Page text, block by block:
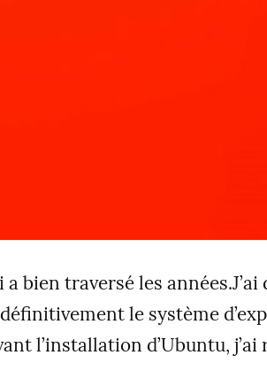
bien traversé les années.J’ai
le système
l’installation d’Ubuntu, j’ai